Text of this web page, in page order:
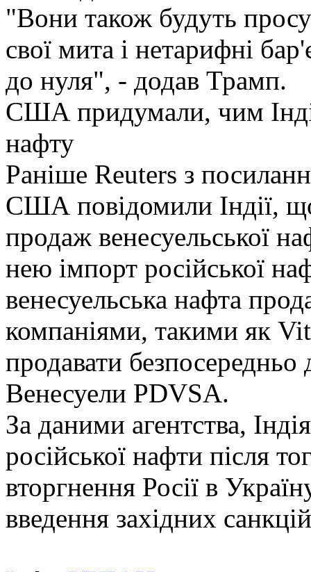
"Вони також будуть
свої мита і нетарифні
до нуля", - додав Трамп.
США придумали, чим
нафту
Раніше Reuters з
США повідомили Індії,
продаж венесуельської
нею імпорт російської
венесуельська нафта
компаніями, такими як
продавати
Венесуели PDVSA.
За даними агентства,
російської нафти після
вторгнення Росії в
введення західних